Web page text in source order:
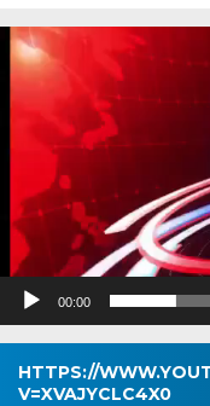
Pemutar
Video
00:00
HTTPS://
V=XVAJYCLC4X0